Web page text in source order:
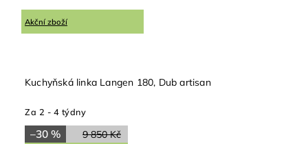
Akční zboží
Kuchyňská linka Langen 180, Dub artisan
Za 2 - 4 týdny
9 850 Kč
–30 %